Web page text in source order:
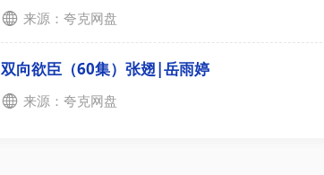
来源：夸克网盘
双向欲臣（60集）张翅|岳雨婷
来源：夸克网盘